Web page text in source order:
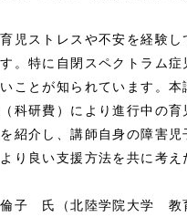
児ストレスや不安を経験し
。特に自閉スペクトラム症
ことが知られています。本
科研費）により進行中の育
紹介し、講師自身の障害児
り良い支援方法を共に考え
子 氏（北陸学院大学 教